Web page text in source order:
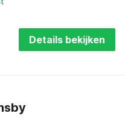
Details bekijken